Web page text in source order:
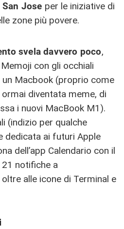
Jose per le iniziative di
zone più povere.
svela davvero poco,
con gli occhiali
Macbook (proprio come
diventata meme, di
i nuovi MacBook M1).
(indizio per qualche
ai futuri Apple
dell’app Calendario con il
notifiche a
oltre alle icone di Terminal e